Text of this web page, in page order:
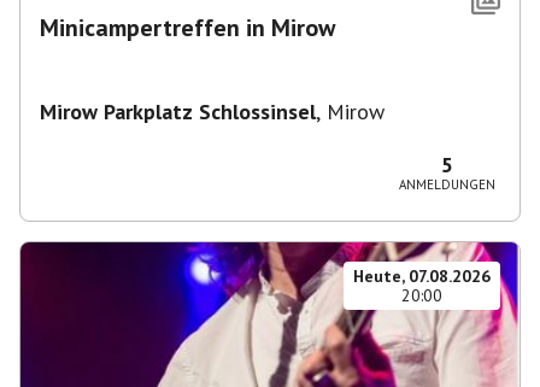
Minicampertreffen in Mirow
Mirow Parkplatz Schlossinsel, Mirow
5
ANMELDUNGEN
Heute, 07.08.2026
20:00